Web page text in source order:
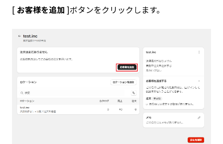
[ お客様を追加 ]ボタンをクリックします。